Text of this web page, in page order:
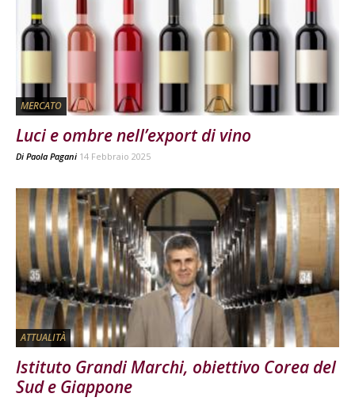
MERCATO
Luci e ombre nell’export di vino
Di Paola Pagani 14 Febbraio 2025
ATTUALITÀ
Istituto Grandi Marchi, obiettivo Corea del
Sud e Giappone